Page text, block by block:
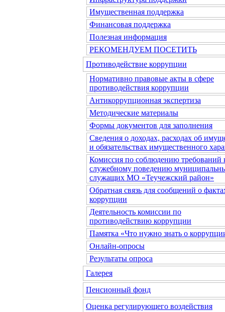
Имущественная поддержка
Финансовая поддержка
Полезная информация
РЕКОМЕНДУЕМ ПОСЕТИТЬ
Противодействие коррупции
Нормативно правовые акты в сфере
противодействия коррупции
Антикоррупционная экспертиза
Методические материалы
Формы документов для заполнения
Сведения о доходах, расходах об
и обязательствах имущественного
Комиссия по соблюдению требований
служебному поведению
служащих МО «Теучежский район»
Обратная связь для сообщений о
коррупции
Деятельность комиссии по
противодействию коррупции
Памятка «Что нужно знать о
Онлайн-опросы
Результаты опроса
Галерея
Пенсионный фонд
Оценка регулирующего воздействия